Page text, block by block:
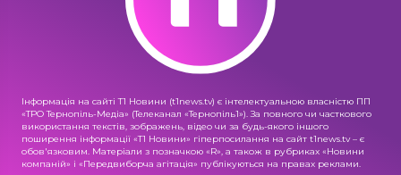
Інформація на сайті Т1 Новини (t1news.tv) є інтелектуальною власністю ПП
«ТРО Тернопіль-Медіа» (Телеканал «Тернопіль1»). За повного чи часткового
використання текстів, зображень, відео чи за будь-якого іншого
поширення інформації «Т1 Новини» гіперпосилання на сайт t1news.tv – є
обов'язковим. Матеріали з позначкою «R», а також в рубриках «Новини
компаній» і «Передвиборча агітація» публікуються на правах реклами.